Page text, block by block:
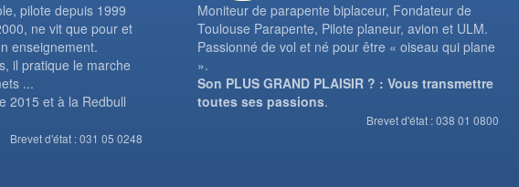
pilote depuis 1999
ne vit que pour et
enseignement.
il pratique le marche
...
2015 et à la Redbull
Brevet d'état : 031 05 0248
Moniteur de parapente biplaceur, Fondateur de
Toulouse Parapente, Pilote planeur, avion et ULM.
Passionné de vol et né pour être « oiseau qui plane
».
Son PLUS GRAND PLAISIR ? : Vous transmettre
toutes ses passions.
Brevet d'état : 038 01 0800